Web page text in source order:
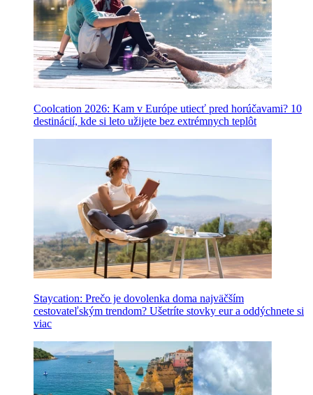
Coolcation 2026: Kam v Európe utiecť pred horúčavami? 10
destinácií, kde si leto užijete bez extrémnych teplôt
Staycation: Prečo je dovolenka doma najväčším
cestovateľským trendom? Ušetríte stovky eur a oddýchnete si
viac